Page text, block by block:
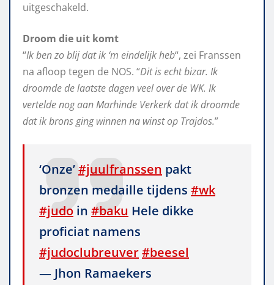
uitgeschakeld.
Droom die uit komt
“Ik ben zo blij dat ik ‘m eindelijk heb“, zei Franssen
na afloop tegen de NOS. “Dit is echt bizar. Ik
droomde de laatste dagen veel over de WK. Ik
vertelde nog aan Marhinde Verkerk dat ik droomde
dat ik brons ging winnen na winst op Trajdos.”
‘Onze’#juulfranssen pakt
bronzen medaille tijdens #wk
#judo in #baku Hele dikke
proficiat namens
#judoclubreuver#beesel
— Jhon Ramaekers